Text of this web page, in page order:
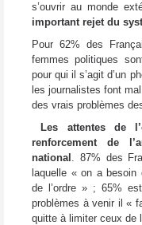
s’ouvrir au monde
important rejet du
Pour 62% des
femmes politiques
pour qui il s’agit d’un
les journalistes font
des vrais problèmes
Les attentes de
renforcement de
national
. 87% des
laquelle « on a besoin
de l’ordre » ; 65%
problèmes à venir il «
quitte à limiter ceux de